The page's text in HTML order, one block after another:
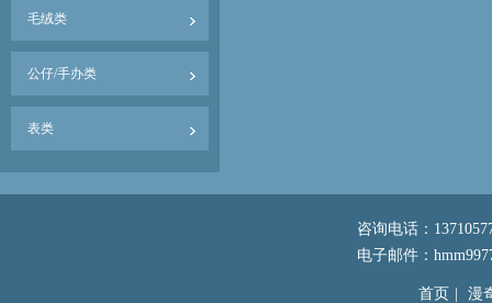
毛绒类
公仔/手办类
表类
咨询电话：
电子邮件：
首页
漫